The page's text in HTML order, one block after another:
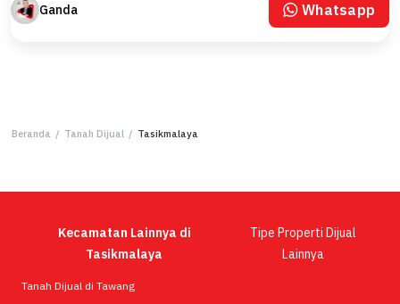
Ganda Whatsapp
Beranda / Tanah Dijual / Tasikmalaya
Kecamatan Lainnya di
Tasikmalaya
Tipe Properti Dijual
Lainnya
Tanah Dijual di Tawang